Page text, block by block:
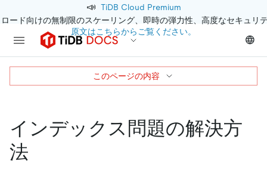
📣 TiDB Cloud Premium
ード向けの無制限のスケーリング、即時の弾力性、高度なセキュリ
原文はこちらからご覧ください。
インデックス問題の解決方
法
このページの内容